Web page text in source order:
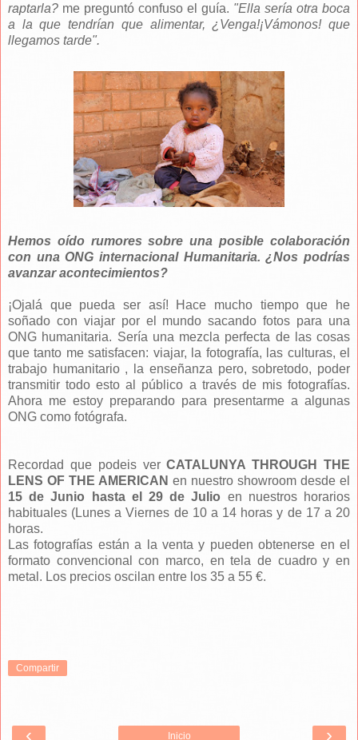
raptarla? me preguntó confuso el guía. "Ella sería otra boca
a la que tendrían que alimentar, ¿Venga!¡Vámonos! que
llegamos tarde".
Hemos oído rumores sobre una posible colaboración
con una ONG internacional Humanitaria. ¿Nos podrías
avanzar acontecimientos?
¡Ojalá que pueda ser así! Hace mucho tiempo que he
soñado con viajar por el mundo sacando fotos para una
ONG humanitaria. Sería una mezcla perfecta de las cosas
que tanto me satisfacen: viajar, la fotografía, las culturas, el
trabajo humanitario , la enseñanza pero, sobretodo, poder
transmitir todo esto al público a través de mis fotografías.
Ahora me estoy preparando para presentarme a algunas
ONG como fotógrafa.
Recordad que podeis verCATALUNYA THROUGH THE
LENS OF THE AMERICAN en nuestro showroom desde el
15 de Junio hasta el 29 de Julio en nuestros horarios
habituales (Lunes a Viernes de 10 a 14 horas y de 17 a 20
horas.
Las fotografías están a la venta y pueden obtenerse en el
formato convencional con marco, en tela de cuadro y en
metal. Los precios oscilan entre los 35 a 55 €.
Compartir
‹ ›
Inicio